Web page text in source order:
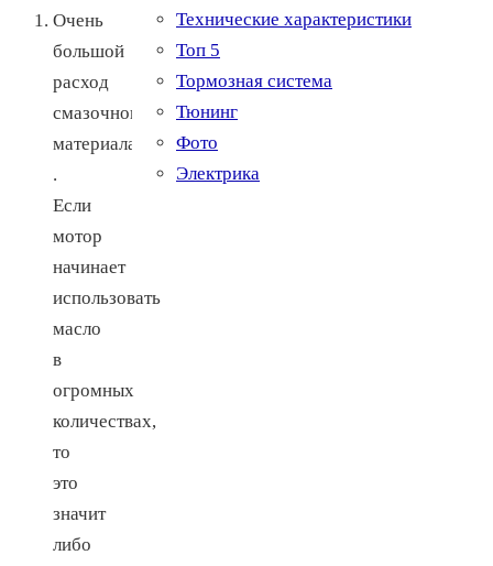
Очень
большой
расход
смазочного
материала
.
Если
мотор
начинает
использовать
масло
в
огромных
количествах,
то
это
значит
либо
Технические характеристики
Топ 5
Тормозная система
Тюнинг
Фото
Электрика